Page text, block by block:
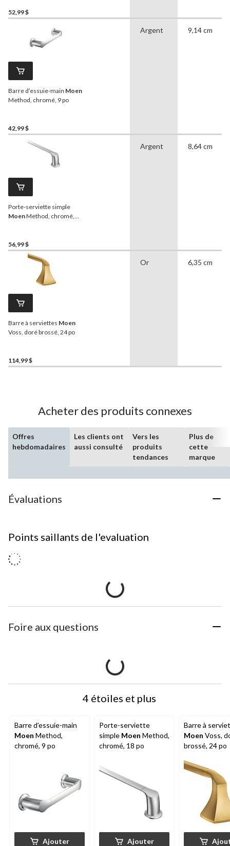
52,99 $
Barre d’essuie-main Moen
Method, chromé, 9 po
42,99 $
Argent 9,14 cm
Porte-serviette simple
MoenMethod, chromé,
56,99 $
Argent 8,64 cm
Barre à serviettes Moen
Voss, doré brossé, 24 po
114,99 $
Or 6,35 cm
Acheter des produits connexes
Offres
hebdomadaires
Les clients ont
aussi consulté
Vers les
produits
tendances
Plus de
cette
marque
Évaluations
Points saillants de l'evaluation
Foire aux questions
4 étoiles et plus
Barre d’essuie-main
Moen Method,
chromé, 9 po
Ajouter
Porte-serviette
simple Moen Method,
chromé, 18 po
Ajouter
Barre à
Moen Voss,
brossé, 24 po